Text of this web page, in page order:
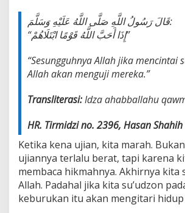
قَالَ رَسُولُ اللَّهِ صَلَّى اللَّهُ عَلَيْهِ وَسَلَّمَ:
“إِذَا أَحَبَّ اللَّهُ قَوْمًا ابْتَلَاهُمْ”
“Sesungguhnya Allah jika mencintai
Allah akan menguji mereka.”
Transliterasi:Idza ahabballahu
HR. Tirmidzi no. 2396, Hasan Shahih
Ketika kena ujian, kita marah.
ujiannya terlalu berat, tapi karena
membaca hikmahnya. Akhirnya kita
Allah. Padahal jika kita su’udzon
keburukan itu akan mengitari hidup